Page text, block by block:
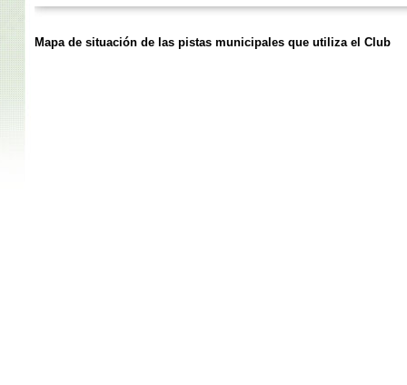
Mapa de situación de las pistas municipales que utiliza el Club